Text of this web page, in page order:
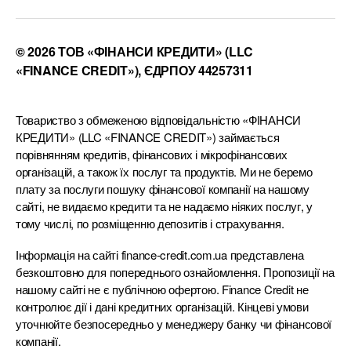
© 2026 ТОВ «ФІНАНСИ КРЕДИТИ» (LLC
«FINANCE CREDIT»), ЄДРПОУ 44257311
Товариство з обмеженою відповідальністю «ФІНАНСИ
КРЕДИТИ» (LLC «FINANCE CREDIT») займається
порівнянням кредитів, фінансових і мікрофінансових
організацій, а також їх послуг та продуктів. Ми не беремо
плату за послуги пошуку фінансової компанії на нашому
сайті, не видаємо кредити та не надаємо ніяких послуг, у
тому числі, по розміщенню депозитів і страхування.
Інформація на сайті finance-credit.com.ua представлена
безкоштовно для попереднього ознайомлення. Пропозиції на
нашому сайті не є публічною офертою. Finance Credit не
контролює дії і дані кредитних організацій. Кінцеві умови
уточнюйте безпосередньо у менеджеру банку чи фінансової
компанії.